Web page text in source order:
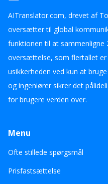
AITranslator.com, drevet af
oversætter til global
funktionen til at
oversættelse, som flertallet
usikkerheden ved kun at
og ingeniører sikrer det
for brugere verden over.
Menu
Ofte stillede spørgsmål
Prisfastsættelse